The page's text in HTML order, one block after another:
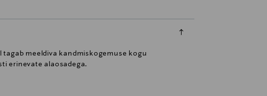
meeldiva kandmiskogemuse kogu
erinevate alaosadega.